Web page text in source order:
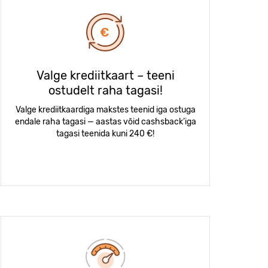
Valge krediitkaart – teeni
ostudelt raha tagasi!
Valge krediitkaardiga makstes teenid iga ostuga
endale raha tagasi — aastas võid cashsback’iga
tagasi teenida kuni 240 €!